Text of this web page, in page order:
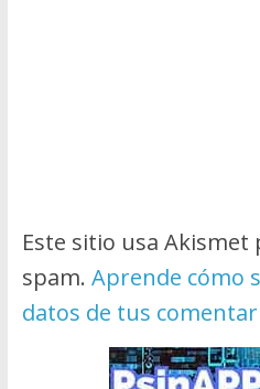
Este sitio usa Akismet
spam. Aprende cómo
datos de tus